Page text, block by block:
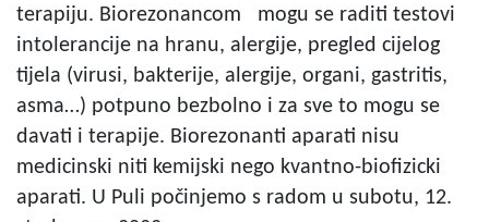
terapiju. Biorezonancom mogu se raditi testovi
intolerancije na hranu, alergije, pregled cijelog
tijela (virusi, bakterije, alergije, organi, gastritis,
asma…) potpuno bezbolno i za sve to mogu se
davati i terapije. Biorezonanti aparati nisu
medicinski niti kemijski nego kvantno-biofizicki
aparati. U Puli počinjemo s radom u subotu, 12.